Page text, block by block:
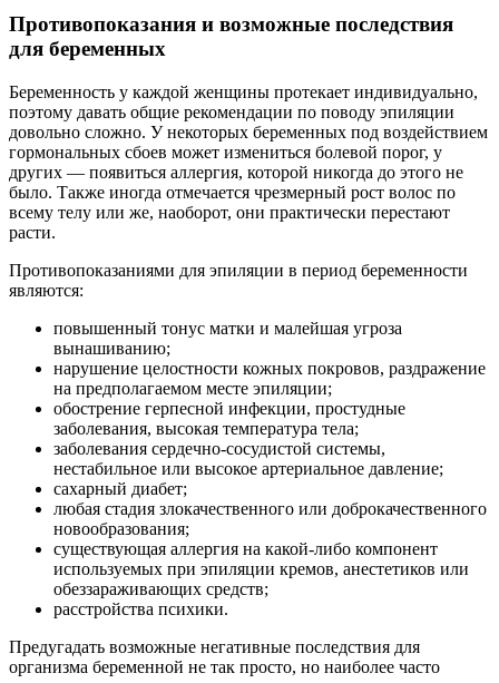
Противопоказания и возможные последствия
для беременных
Беременность у каждой женщины протекает индивидуально,
поэтому давать общие рекомендации по поводу эпиляции
довольно сложно. У некоторых беременных под воздействием
гормональных сбоев может измениться болевой порог, у
других — появиться аллергия, которой никогда до этого не
было. Также иногда отмечается чрезмерный рост волос по
всему телу или же, наоборот, они практически перестают
расти.
Противопоказаниями для эпиляции в период беременности
являются:
повышенный тонус матки и малейшая угроза
вынашиванию;
нарушение целостности кожных покровов, раздражение
на предполагаемом месте эпиляции;
обострение герпесной инфекции, простудные
заболевания, высокая температура тела;
заболевания сердечно-сосудистой системы,
нестабильное или высокое артериальное давление;
сахарный диабет;
любая стадия злокачественного или доброкачественного
новообразования;
существующая аллергия на какой-либо компонент
используемых при эпиляции кремов, анестетиков или
обеззараживающих средств;
расстройства психики.
Предугадать возможные негативные последствия для
организма беременной не так просто, но наиболее часто